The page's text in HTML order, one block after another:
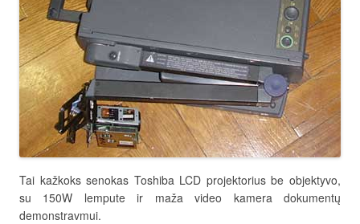
Tai kažkoks senokas Toshiba LCD projektorius be objektyvo,
su 150W lempute ir maža video kamera dokumentų
demonstravmui.